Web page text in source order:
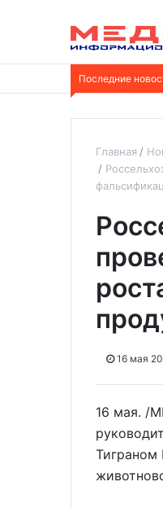
Последние
Главная
16 мая
16 мая. /
Тиграном